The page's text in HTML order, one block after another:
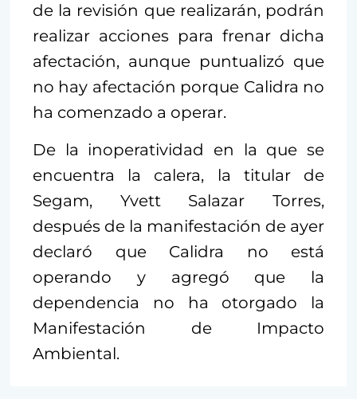
de la revisión que realizarán, podrán
realizar acciones para frenar dicha
afectación, aunque puntualizó que
no hay afectación porque Calidra no
ha comenzado a operar.
De la inoperatividad en la que se
encuentra la calera, la titular de
Segam, Yvett Salazar Torres,
después de la manifestación de ayer
declaró que Calidra no está
operando y agregó que la
dependencia no ha otorgado la
Manifestación de Impacto
Ambiental.